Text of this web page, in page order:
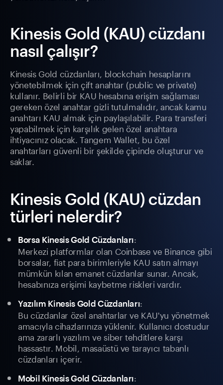
Kinesis Gold (KAU) cüzdanı
nasıl çalışır?
Kinesis Gold cüzdanları, blockchain hesaplarını
yönetebilmek için çift anahtar (public ve private)
kullanır. Belirli bir KAU hesabına erişim sağlaması
gereken özel anahtar gizli tutulmalıdır, ancak kamu
anahtarı KAU almak için paylaşılabilir. Para transferi
yapabilmek için karşılık gelen özel anahtara
ihtiyacınız olacak. Tangem Wallet, bu özel
anahtarları güvenli bir şekilde çipinde oluşturur ve
saklar.
Kinesis Gold (KAU) cüzdan
türleri nelerdir?
Borsa Kinesis Gold Cüzdanları:
Merkezi platformlar olan Coinbase ve Binance gibi
borsalar, fiat para birimleriyle KAU satın almayı
mümkün kılan emanet cüzdanlar sunar. Ancak,
hesabınıza erişimi kaybetme riskleri vardır.
Yazılım Kinesis Gold Cüzdanları:
Bu cüzdanlar özel anahtarlar ve KAU'yu yönetmek
amacıyla cihazlarınıza yüklenir. Kullanıcı dostudur
ama zararlı yazılım ve siber tehditlere karşı
hassastır. Mobil, masaüstü ve tarayıcı tabanlı
cüzdanları içerir.
Mobil Kinesis Gold Cüzdanları: